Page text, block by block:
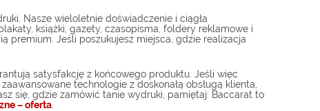
Nasze wieloletnie doświadczenie i ciągła
książki, gazety, czasopisma, foldery reklamowe i
premium. Jeśli poszukujesz miejsca, gdzie realizacja
satysfakcję z końcowego produktu. Jeśli więc
technologie z doskonałą obsługą klienta,
się, gdzie zamówić tanie wydruki, pamiętaj: Baccarat to
– oferta